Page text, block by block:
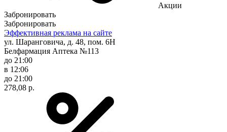
Акции
Забронировать
Забронировать
Эффективная реклама на сайте
ул. Шаранговича, д. 48, пом. 6Н
Белфармация Аптека №113
до 21:00
в 12:06
до 21:00
278,08 р.